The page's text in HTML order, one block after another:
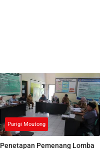
Parigi Moutong
Penetapan Pemenang Lomba